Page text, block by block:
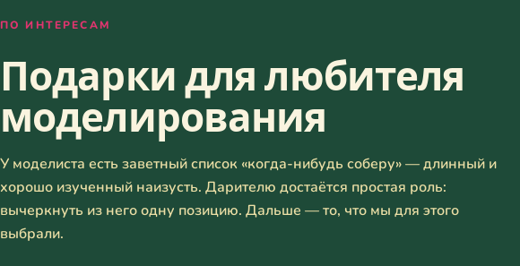
ПО ИНТЕРЕСАМ
Подарки для любителя
моделирования
У моделиста есть заветный список «когда-нибудь соберу» — длинный и
хорошо изученный наизусть. Дарителю достаётся простая роль:
вычеркнуть из него одну позицию. Дальше — то, что мы для этого
выбрали.